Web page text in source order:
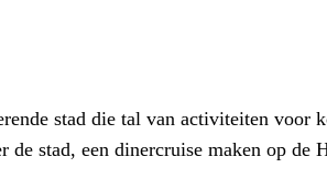
stad die tal van activiteiten
de stad, een dinercruise maken op